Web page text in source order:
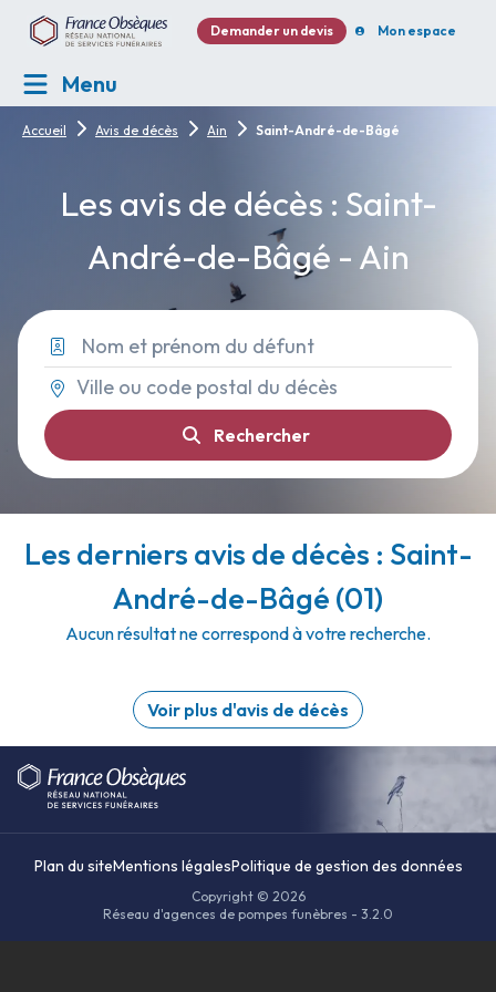
Demander un devis Mon espace
Menu
Accueil Avis de décès Ain Saint-André-de-Bâgé
Les avis de décès : Saint-
André-de-Bâgé - Ain
Rechercher
Les derniers avis de décès : Saint-
André-de-Bâgé (01)
Aucun résultat ne correspond à votre recherche.
Voir plus d'avis de décès
Plan du siteMentions légalesPolitique de gestion des données
Copyright © 2026
Réseau d'agences de pompes funèbres - 3.2.0